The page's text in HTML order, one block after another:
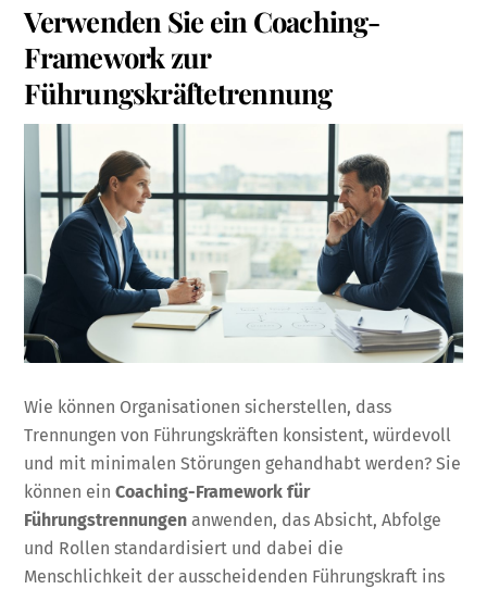
Verwenden Sie ein Coaching-
Framework zur
Führungskräftetrennung
Wie können Organisationen sicherstellen, dass
Trennungen von Führungskräften konsistent, würdevoll
und mit minimalen Störungen gehandhabt werden? Sie
können einCoaching-Framework für
Führungstrennungen anwenden, das Absicht, Abfolge
und Rollen standardisiert und dabei die
Menschlichkeit der ausscheidenden Führungskraft ins